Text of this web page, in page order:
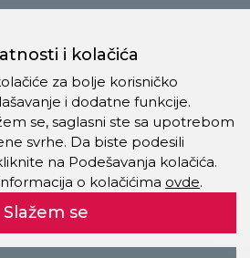
i kolačića
za bolje korisničko
i dodatne funkcije.
se, saglasni ste sa upotrebom
svrhe. Da biste podesili
na Podešavanja kolačića.
o kolačićima ovde.
Slažem se